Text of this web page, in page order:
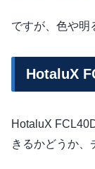
ですが、色や明
HotaluX
HotaluX
きるかどうか、